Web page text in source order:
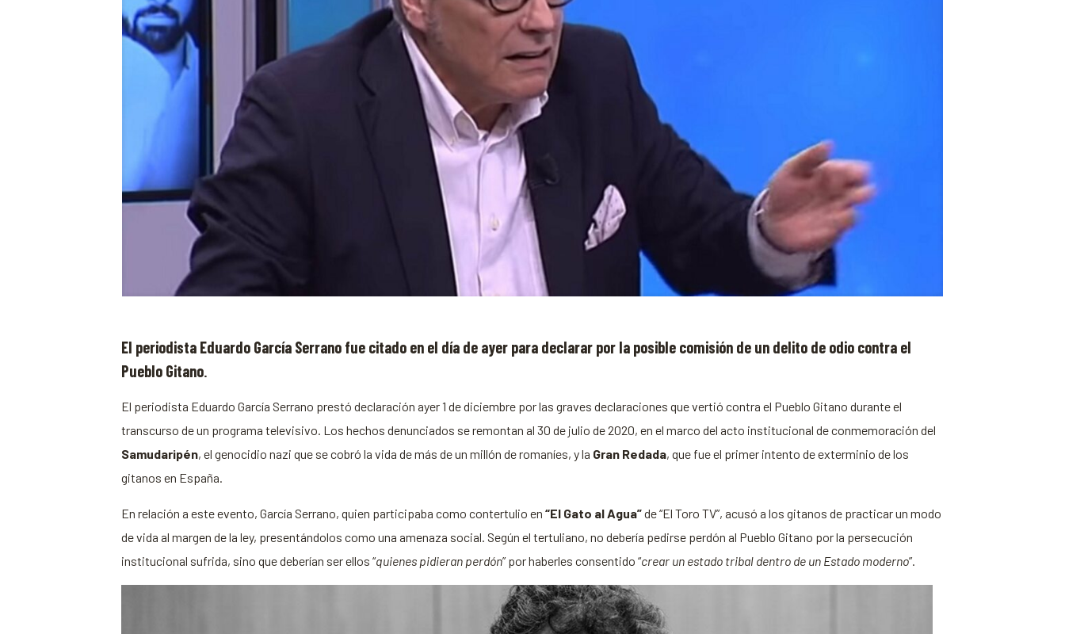
El periodista Eduardo García Serrano fue citado en el día de ayer para declarar por la posible comisión de un delito de odio contra el
Pueblo Gitano.
El periodista Eduardo García Serrano prestó declaración ayer 1 de diciembre por las graves declaraciones que vertió contra el Pueblo Gitano durante el
transcurso de un programa televisivo. Los hechos denunciados se remontan al 30 de julio de 2020, en el marco del acto institucional de conmemoración del
Samudaripén, el genocidio nazi que se cobró la vida de más de un millón de romaníes, y la Gran Redada, que fue el primer intento de exterminio de los
gitanos en España.
En relación a este evento, García Serrano, quien participaba como contertulio en “El Gato al Agua”de “El Toro TV”, acusó a los gitanos de practicar un modo
de vida al margen de la ley, presentándolos como una amenaza social. Según el tertuliano, no debería pedirse perdón al Pueblo Gitano por la persecución
institucional sufrida, sino que deberían ser ellos “quienes pidieran perdón” por haberles consentido “crear un estado tribal dentro de un Estado moderno”.